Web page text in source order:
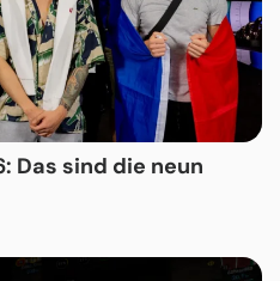
Das sind die neun